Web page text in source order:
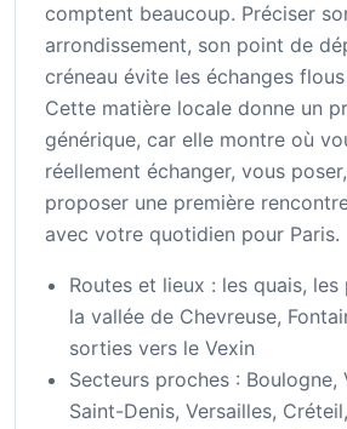
comptent beaucoup. Préciser
arrondissement, son point de
créneau évite les échanges
Cette matière locale donne un
générique, car elle montre où
réellement échanger, vous
proposer une première
avec votre quotidien pour Paris.
Routes et lieux : les quais,
la vallée de Chevreuse,
sorties vers le Vexin
Secteurs proches : Boulogne,
Saint-Denis, Versailles,